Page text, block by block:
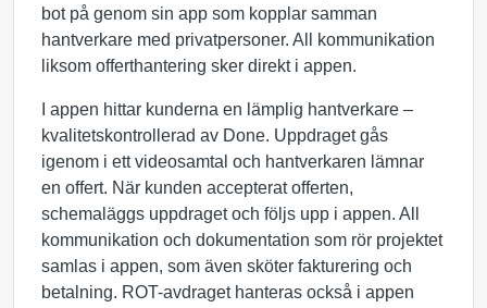
bot på genom sin app som kopplar samman
hantverkare med privatpersoner. All kommunikation
liksom offerthantering sker direkt i appen.
I appen hittar kunderna en lämplig hantverkare –
kvalitetskontrollerad av Done. Uppdraget gås
igenom i ett videosamtal och hantverkaren lämnar
en offert. När kunden accepterat offerten,
schemaläggs uppdraget och följs upp i appen. All
kommunikation och dokumentation som rör projektet
samlas i appen, som även sköter fakturering och
betalning. ROT-avdraget hanteras också i appen